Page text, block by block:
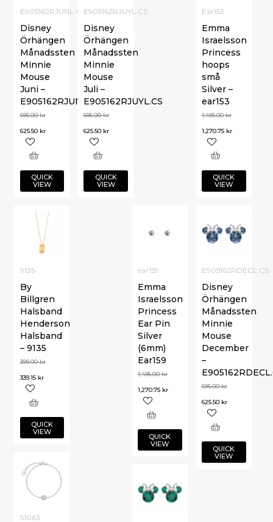
E905162RJUNL.CS
Disney
Örhängen
Månadssten
Minnie
Mouse
Juni –
E905162RJUNL.CS
695.00kr
625.50 kr
QUICK
VIEW
Ear153
Emma
Israelsson
Princess
hoops
små
Silver –
ear153
1,495.00kr
1,270.75 kr
QUICK
VIEW
E905162RJUYL.CS
Disney
Örhängen
Månadssten
Minnie
Mouse
Juli –
E905162RJUYL.CS
695.00kr
625.50 kr
QUICK
VIEW
E905162RDECL.CS
Disney
Örhängen
Månadssten
Minnie
Mouse
December
–
695.00kr
625.50 kr
QUICK
VIEW
9135
By
Billgren
Halsband
Henderson
Halsband
– 9135
399.00kr
339.15 kr
QUICK
VIEW
ear159
Emma
Israelsson
Princess
Ear Pin
Silver
(6mm)
Ear159
1,495.00kr
1,270.75 kr
QUICK
VIEW
51063